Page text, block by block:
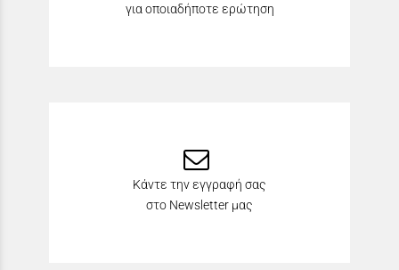
για οποιαδήποτε ερώτηση
Κάντε την εγγραφή σας
στο Newsletter μας